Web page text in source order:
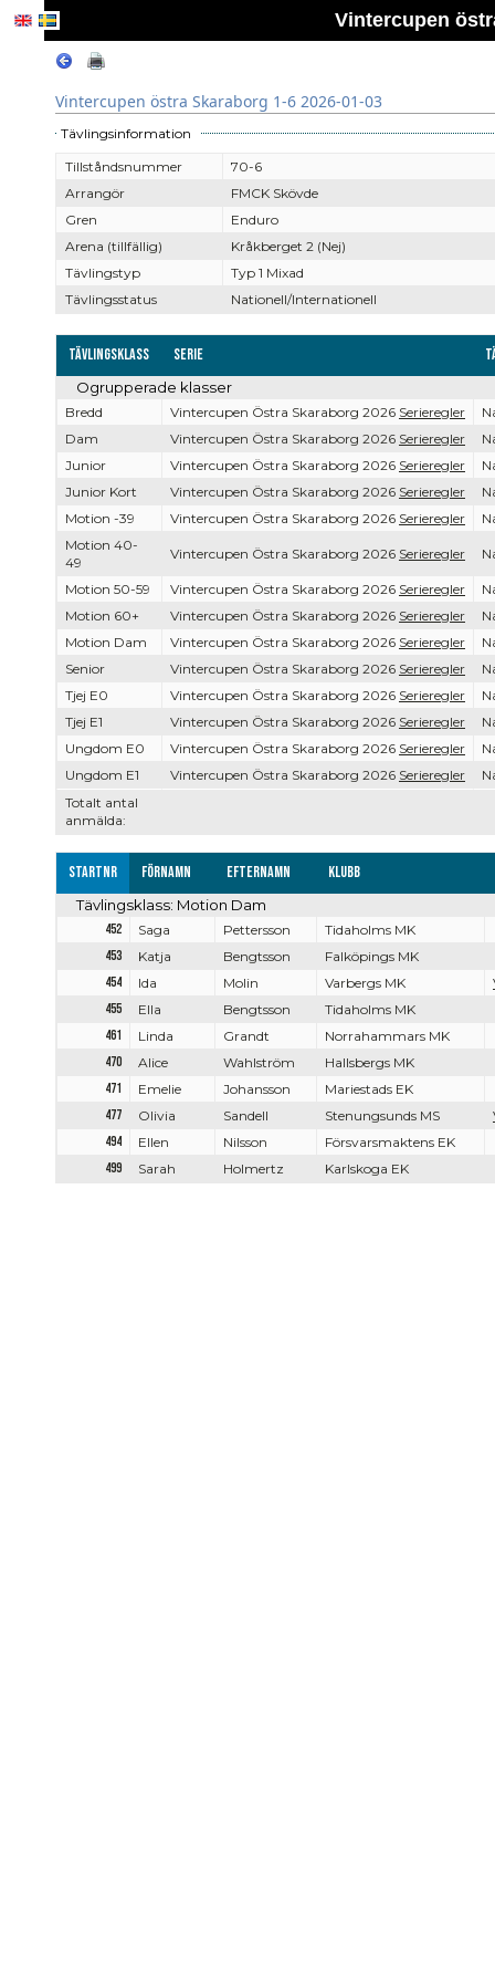
Vintercupen
Vintercupen östra Skaraborg 1-6 2026-01-03
Tävlingsinformation
Tillståndsnummer
70-6
Arrangör
FMCK Skövde
Gren
Enduro
Arena (tillfällig)
Kråkberget 2 (Nej)
Tävlingstyp
Typ 1 Mixad
Tävlingsstatus
Nationell/Internationell
Tävlingsklass Serie
Totalt antal
anmälda:
Ogrupperade klasser
Bredd Vintercupen Östra Skaraborg 2026 Serieregler
Dam
Vintercupen Östra Skaraborg 2026 Serieregler
Junior
Vintercupen Östra Skaraborg 2026 Serieregler
Junior Kort
Vintercupen Östra Skaraborg 2026 Serieregler
Motion -39
Vintercupen Östra Skaraborg 2026 Serieregler
Motion 40-
49
Vintercupen Östra Skaraborg 2026 Serieregler
Motion 50-59 Vintercupen Östra Skaraborg 2026 Serieregler
Motion 60+
Vintercupen Östra Skaraborg 2026 Serieregler
Motion Dam
Vintercupen Östra Skaraborg 2026 Serieregler
Senior
Vintercupen Östra Skaraborg 2026 Serieregler
Tjej E0
Vintercupen Östra Skaraborg 2026 Serieregler
Tjej E1
Vintercupen Östra Skaraborg 2026 Serieregler
Ungdom E0
Vintercupen Östra Skaraborg 2026 Serieregler
Ungdom E1
Vintercupen Östra Skaraborg 2026 Serieregler
Startnr Förnamn Efternamn Klubb
Tävlingsklass: Motion Dam
452 Saga Pettersson
Tidaholms MK
453
Katja Bengtsson
Falköpings MK
454
Ida Molin Varbergs MK
455
Ella Bengtsson
Tidaholms MK
461
Linda Grandt
Norrahammars MK
470
Alice Wahlström
Hallsbergs MK
471
Emelie Johansson
Mariestads EK
477
Olivia Sandell Stenungsunds MS
494
Ellen Nilsson
Försvarsmaktens EK
499
Sarah Holmertz Karlskoga EK